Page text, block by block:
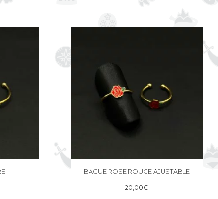
Rose
ajustable
BAGUE ROSE ROUGE AJUSTABLE
20,00€